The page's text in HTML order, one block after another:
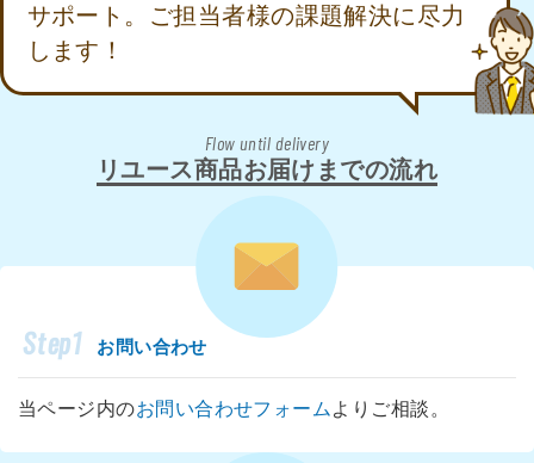
サポート。ご担当者様の課題解決に尽力
します！
Flow until delivery
リユース商品お届けまでの流れ
Step1 お問い合わせ
当ページ内のお問い合わせフォーム よりご相談。